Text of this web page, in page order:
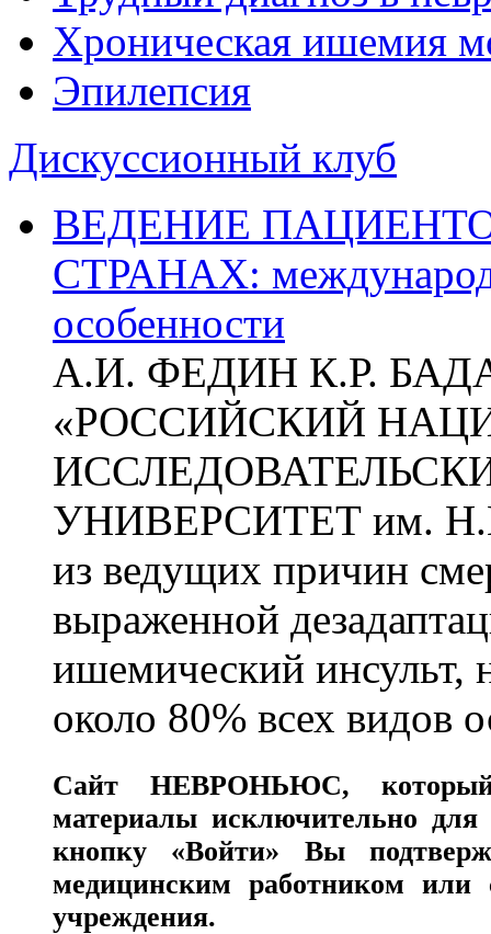
Хроническая ишемия
Эпилепсия
Дискуссионный клуб
ВЕДЕНИЕ
СТРАНАХ:
особенности
А.И. ФЕДИН К.Р.
«РОССИЙСКИЙ
УНИВЕРСИТЕТ им.
из ведущих причин
выраженной
ишемический инсульт,
около 80% всех видов
СайтНЕВРОНЬЮС,
материалы исключительно для
кнопку «Войти» Вы
медицинским работником или
учреждения.